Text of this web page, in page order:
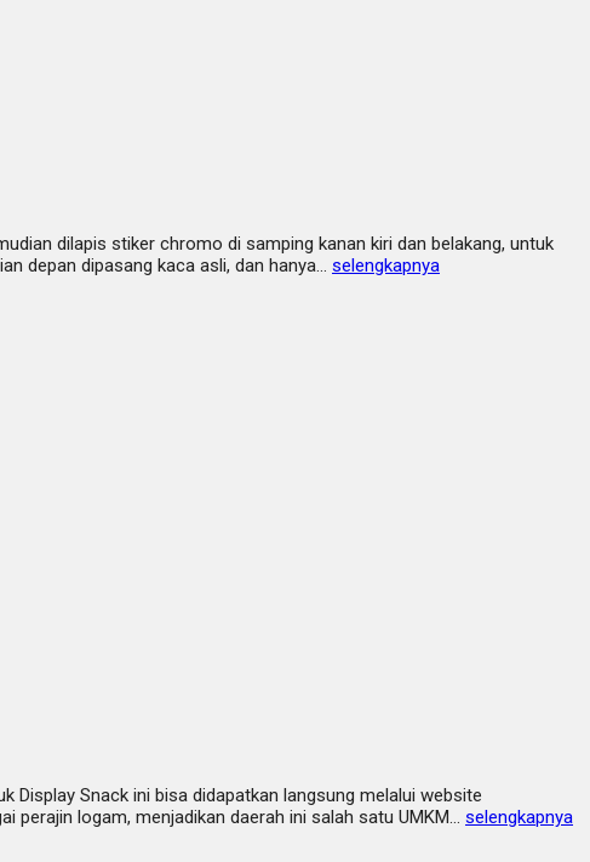
dilapis stiker chromo di samping kanan kiri dan belakang, untuk
depan dipasang kaca asli, dan hanya… selengkapnya
Display Snack ini bisa didapatkan langsung melalui website
perajin logam, menjadikan daerah ini salah satu UMKM… selengkapnya